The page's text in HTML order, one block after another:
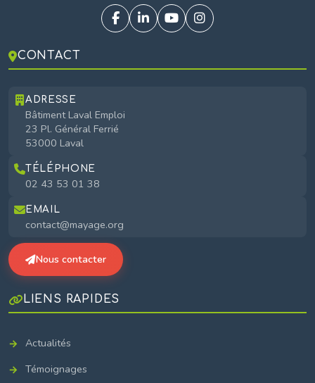
CONTACT
ADRESSE
Bâtiment Laval Emploi
23 Pl. Général Ferrié
53000 Laval
TÉLÉPHONE
02 43 53 01 38
EMAIL
contact@mayage.org
Nous contacter
LIENS RAPIDES
Actualités
Témoignages